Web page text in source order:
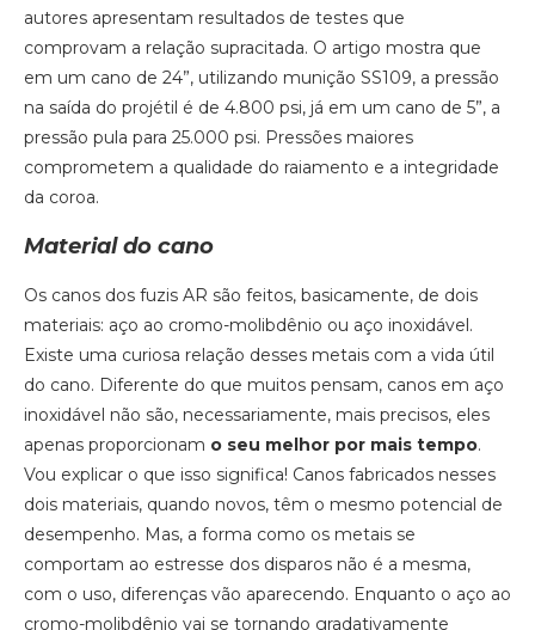
autores apresentam resultados de testes que
comprovam a relação supracitada. O artigo mostra que
em um cano de 24”, utilizando munição SS109, a pressão
na saída do projétil é de 4.800 psi, já em um cano de 5”, a
pressão pula para 25.000 psi. Pressões maiores
comprometem a qualidade do raiamento e a integridade
da coroa.
Material do cano
Os canos dos fuzis AR são feitos, basicamente, de dois
materiais: aço ao cromo-molibdênio ou aço inoxidável.
Existe uma curiosa relação desses metais com a vida útil
do cano. Diferente do que muitos pensam, canos em aço
inoxidável não são, necessariamente, mais precisos, eles
apenas proporcionam o seu melhor por mais tempo.
Vou explicar o que isso significa! Canos fabricados nesses
dois materiais, quando novos, têm o mesmo potencial de
desempenho. Mas, a forma como os metais se
comportam ao estresse dos disparos não é a mesma,
com o uso, diferenças vão aparecendo. Enquanto o aço ao
cromo-molibdênio vai se tornando gradativamente